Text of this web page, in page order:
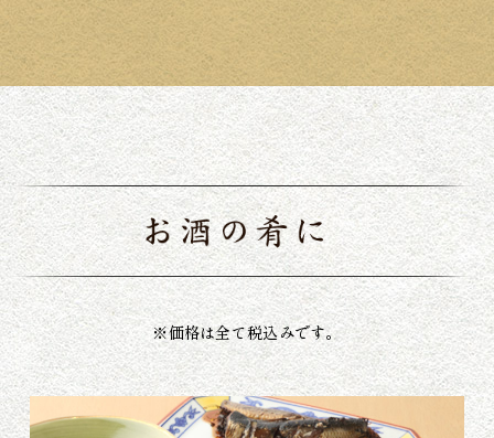
※価格は全て税込みです。